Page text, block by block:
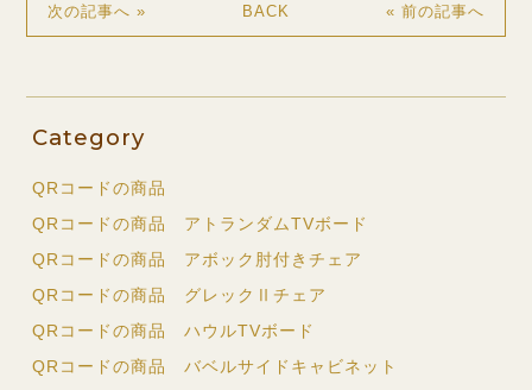
« 前の記事へ
BACK
次の記事へ »
Category
QRコードの商品
QRコードの商品 アトランダムTVボード
QRコードの商品 アボック肘付きチェア
QRコードの商品 グレックⅡチェア
QRコードの商品 ハウルTVボード
QRコードの商品 バベルサイドキャビネット